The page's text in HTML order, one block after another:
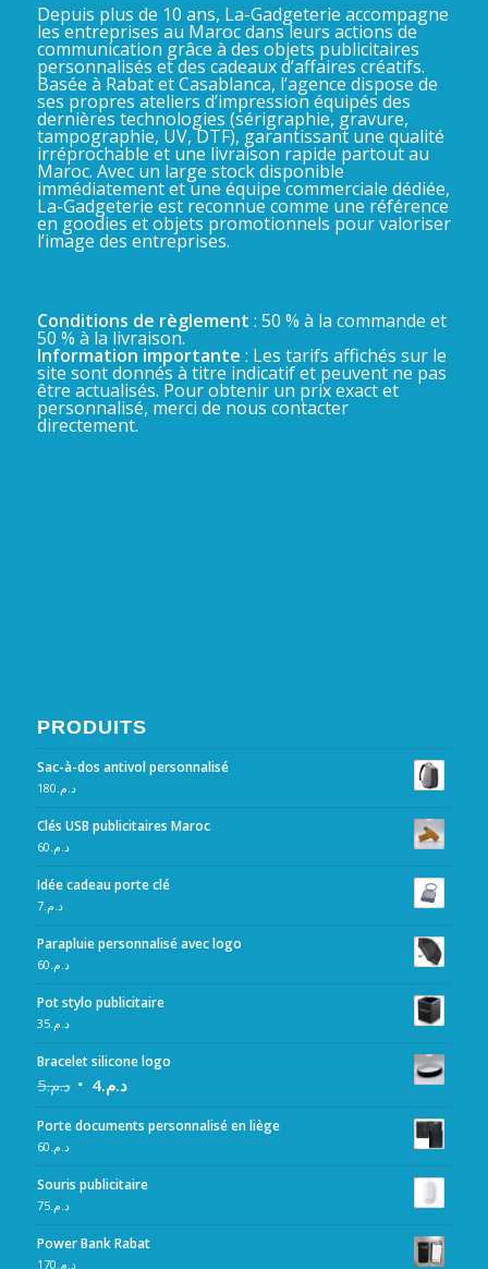
Depuis plus de 10 ans, La-Gadgeterie accompagne
les entreprises au Maroc dans leurs actions de
communication grâce à des objets publicitaires
personnalisés et des cadeaux d’affaires créatifs.
Basée à Rabat et Casablanca, l’agence dispose de
ses propres ateliers d’impression équipés des
dernières technologies (sérigraphie, gravure,
tampographie, UV, DTF), garantissant une qualité
irréprochable et une livraison rapide partout au
Maroc. Avec un large stock disponible
immédiatement et une équipe commerciale dédiée,
La-Gadgeterie est reconnue comme une référence
en goodies et objets promotionnels pour valoriser
l’image des entreprises.
Conditions de règlement : 50 % à la commande et
50 % à la livraison.
Information importante : Les tarifs affichés sur le
site sont donnés à titre indicatif et peuvent ne pas
être actualisés. Pour obtenir un prix exact et
personnalisé, merci de nous contacter
directement.
PRODUITS
Sac-à-dos antivol personnalisé
د.م.180
Clés USB publicitaires Maroc
د.م.60
Idée cadeau porte clé
د.م.7
Parapluie personnalisé avec logo
د.م.60
Pot stylo publicitaire
د.م.35
Bracelet silicone logo
د.م.5 د.م.4
Porte documents personnalisé en liège
د.م.60
Souris publicitaire
د.م.75
Power Bank Rabat
د.م.170